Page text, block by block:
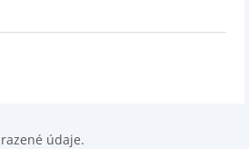
údaje.